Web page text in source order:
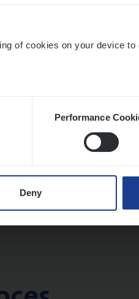
of cookies on your device
Performance
Deny